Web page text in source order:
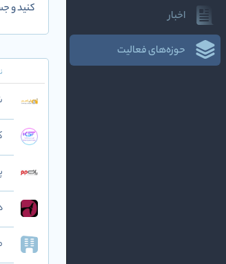
اخبار
حوزه‌های فعالیت
کنید و